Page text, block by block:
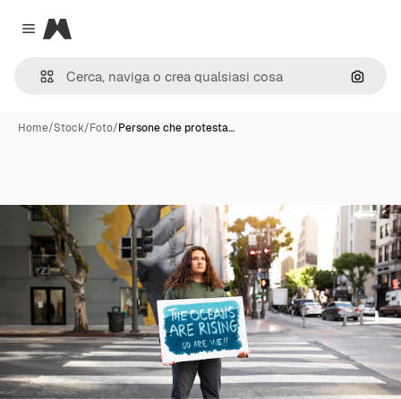
Close menu
Magnific
Cerca
Home/Stock/Foto/Persone che protesta…